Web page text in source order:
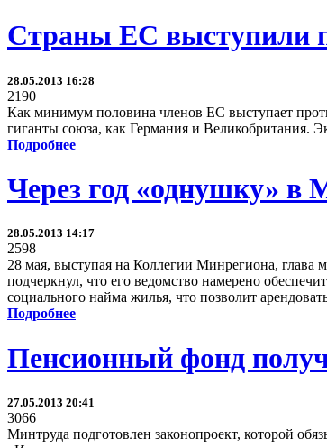
Страны ЕС выступили
28.05.2013 16:28
2190
Как минимум половина членов ЕС выступает
гиганты союза, как Германия и Великобритания.
Подробнее
Через год «однушку» в
28.05.2013 14:17
2598
28 мая, выступая на Коллегии Минрегиона, глава
подчеркнул, что его ведомство намерено
социального найма жилья, что позволит
Подробнее
Пенсионный фонд
27.05.2013 20:41
3066
Минтруда подготовлен законопроект, которой